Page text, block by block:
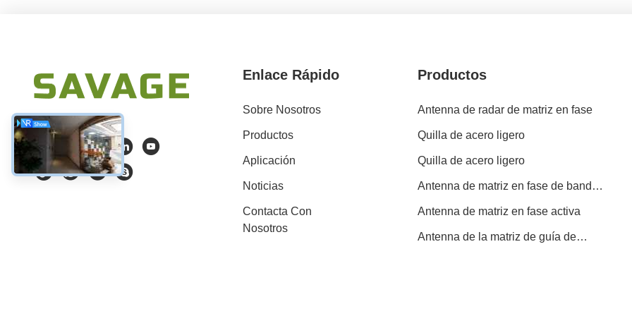
Enlace Rápido
Sobre Nosotros
Productos
Aplicación
Noticias
Contacta Con
Nosotros
Productos
Antenna de radar de matriz en fase
Quilla de acero ligero
Quilla de acero ligero
Antenna de matriz en fase de banda
Antenna de matriz en fase activa
Antenna de la matriz de guía de